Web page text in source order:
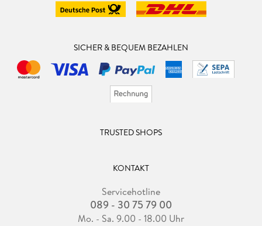
SICHER & BEQUEM BEZAHLEN
TRUSTED SHOPS
KONTAKT
Servicehotline
089 - 30 75 79 00
Mo. - Sa. 9.00 - 18.00 Uhr